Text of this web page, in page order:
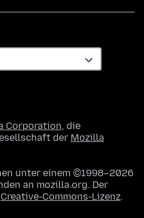
Corporation, die
der Mozilla
unter einem ©1998–2026
an mozilla.org. Der
Creative-Commons-Lizenz.